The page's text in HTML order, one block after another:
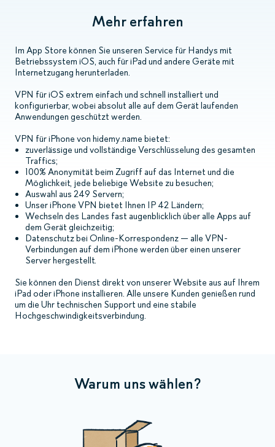
Mehr erfahren
Im App Store können Sie unseren Service für Handys mit
Betriebssystem iOS, auch für iPad und andere Geräte mit
Internetzugang herunterladen.
VPN für iOS extrem einfach und schnell installiert und
konfigurierbar, wobei absolut alle auf dem Gerät laufenden
Anwendungen geschützt werden.
VPN für iPhone von hidemy.name bietet:
zuverlässige und vollständige Verschlüsselung des gesamten
Traffics;
100% Anonymität beim Zugriff auf das Internet und die
Möglichkeit, jede beliebige Website zu besuchen;
Auswahl aus 249 Servern;
Unser iPhone VPN bietet Ihnen IP 42 Ländern;
Wechseln des Landes fast augenblicklich über alle Apps auf
dem Gerät gleichzeitig;
Datenschutz bei Online-Korrespondenz — alle VPN-
Verbindungen auf dem iPhone werden über einen unserer
Server hergestellt.
Sie können den Dienst direkt von unserer Website aus auf Ihrem
iPad oder iPhone installieren. Alle unsere Kunden genießen rund
um die Uhr technischen Support und eine stabile
Hochgeschwindigkeitsverbindung.
Warum uns wählen?